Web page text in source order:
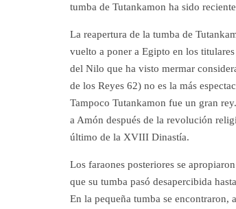
tumba de Tutankamon ha sido
La reapertura de la tumba de
vuelto a poner a Egipto en los
del Nilo que ha visto mermar
de los Reyes 62) no es la más
Tampoco Tutankamon fue un gran
a Amón después de la revolución
último de la XVIII Dinastía.
Los faraones posteriores se
que su tumba pasó desapercibida
En la pequeña tumba se encontraron,